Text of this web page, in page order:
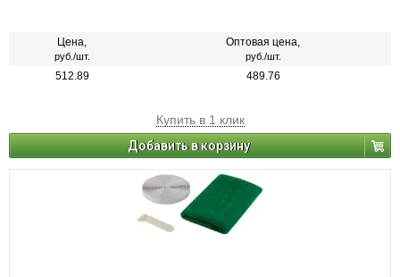
Цена,
руб./шт.
Оптовая цена,
руб./шт.
512.89 489.76
Купить в 1 клик
Добавить в корзину